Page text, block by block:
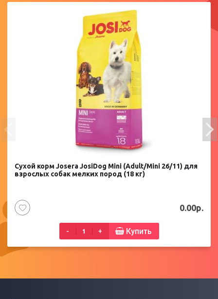
Сухой корм Josera JosiDog Mini (Adult/Mini 26/11) для
взрослых собак мелких пород (18 кг)
0.00р.
- + Купить